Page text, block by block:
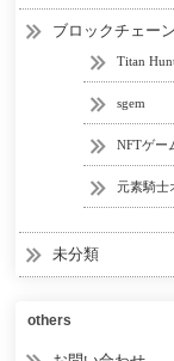
ブロックチェー
Titan
sgem
NFTゲー
元素騎士
未分類
others